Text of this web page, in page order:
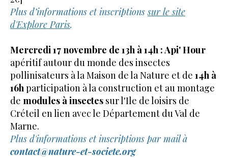
Plus d’informations et inscriptionssur le site
d'Explore Paris.
Mercredi 17 novembre de 13h à 14h : Api' Hour
apéritif autour du monde des insectes
pollinisateurs à la Maison de la Nature et de 14h à
16hparticipation à la construction et aumontage
de modules à insectes sur l'Ile de loisirs de
Créteil en lien avec le Département du Val de
Marne.
Plus d'informations et inscriptions par mail à
contact@nature-et-societe.org